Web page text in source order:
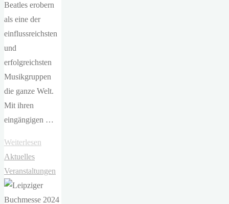
Beatles erobern
als eine der
einflussreichsten
und
erfolgreichsten
Musikgruppen
die ganze Welt.
Mit ihren
eingängigen …
Weiterlesen
–
Schluss
mit
Aktuelles
Veranstaltungen